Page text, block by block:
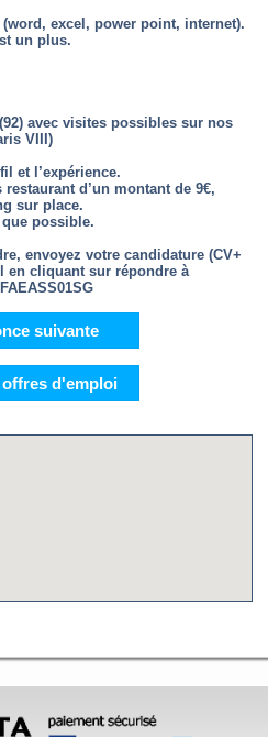
excel, power point, internet).
un plus.
avec visites possibles sur nos
VIII)
et l’expérience.
d’un montant de 9€,
sur place.
que possible.
envoyez votre candidature (CV+
en cliquant sur répondre à
suivante
d'emploi